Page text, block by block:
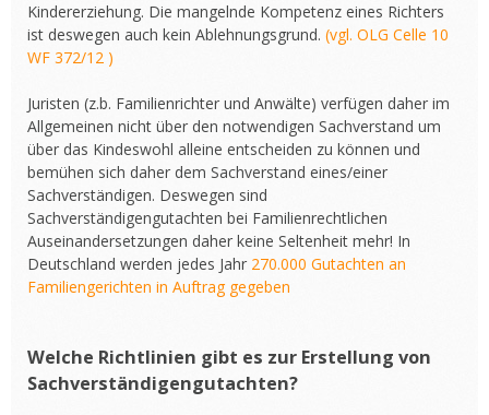
Kindererziehung. Die mangelnde Kompetenz eines Richters
ist deswegen auch kein Ablehnungsgrund. (vgl. OLG Celle 10
WF 372/12 )
Juristen (z.b. Familienrichter und Anwälte) verfügen daher im
Allgemeinen nicht über den notwendigen Sachverstand um
über das Kindeswohl alleine entscheiden zu können und
bemühen sich daher dem Sachverstand eines/einer
Sachverständigen. Deswegen sind
Sachverständigengutachten bei Familienrechtlichen
Auseinandersetzungen daher keine Seltenheit mehr! In
Deutschland werden jedes Jahr 270.000 Gutachten an
Familiengerichten in Auftrag gegeben
Welche Richtlinien gibt es zur Erstellung von
Sachverständigengutachten?